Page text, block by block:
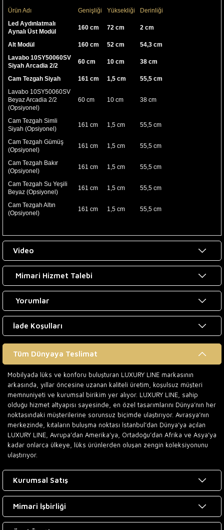
Ürün Adı
Genişliği Yüksekliği
Derinliği
Led Aydınlatmalı
Aynalı Üst Modül
160 cm 72 cm 2 cm
Alt Modül 160 cm 52 cm
54,3 cm
Lavabo 10SY50060SV
Siyah Arcadia 2/2
60 cm 10 cm 38 cm
Cam Tezgah Siyah 161 cm 1,5 cm
55,5 cm
Lavabo 10SY50060SV
Beyaz Arcadia 2/2
(Opsiyonel)
60 cm 10 cm 38 cm
Cam Tezgah Simli
Siyah (Opsiyonel)
161 cm 1,5 cm 55,5 cm
Cam Tezgah Gümüş
(Opsiyonel)
161 cm 1,5 cm 55,5 cm
Cam Tezgah Bakır
(Opsiyonel)
161 cm 1,5 cm 55,5 cm
Cam Tezgah Su Yeşili
Beyaz (Opsiyonel)
161 cm 1,5 cm 55,5 cm
Cam Tezgah Altın
(Opsiyonel)
161 cm 1,5 cm 55,5 cm
Video
Mimari Hizmet Talebi
Yorumlar
İade Koşulları
Tüm Dünyaya Teslimat
Mobilyada lüks ve konforu buluşturan LUXURY LINE markasının
arkasında, yıllar öncesine uzanan kaliteli üretim, koşulsuz müşteri
memnuniyeti ve kurumsal birikim yer alıyor. LUXURY LINE, sahip
olduğu hizmet altyapısı sayesinde, en özel tasarımlarını Dünya’nın her
noktasındaki müşterilerine sorunsuz biçimde ulaştırıyor. Avrasya’nın
merkezinde, kıtaların buluşma noktası İstanbul’dan Dünya’ya açılan
LUXURY LINE, Avrupa’dan Amerika’ya, Ortadoğu’dan Afrika ve Asya’ya
kadar onlarca ülkeye, lüks ürünlerden oluşan zengin koleksiyonunu
ulaştırıyor.
Kurumsal Satış
Mimari İşbirliği